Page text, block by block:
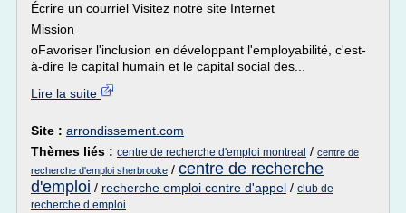
Écrire un courriel Visitez notre site Internet
Mission
oFavoriser l'inclusion en développant l'employabilité, c'est-
à-dire le capital humain et le capital social des...
Lire la suite
Site : arrondissement.com
Thèmes liés : centre de recherche d'emploi montreal / centre de
recherche d'emploi sherbrooke / centre de recherche
d'emploi / recherche emploi centre d'appel / club de
recherche d emploi